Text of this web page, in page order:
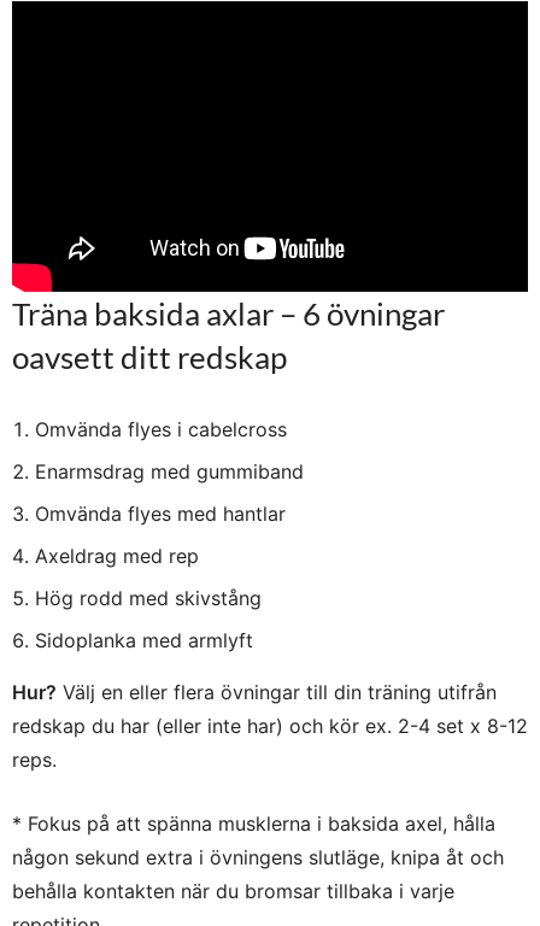
Träna baksida axlar – 6 övningar
oavsett ditt redskap
Omvända flyes i cabelcross
Enarmsdrag med gummiband
Omvända flyes med hantlar
Axeldrag med rep
Hög rodd med skivstång
Sidoplanka med armlyft
Hur? Välj en eller flera övningar till din träning utifrån
redskap du har (eller inte har) och kör ex. 2-4 set x 8-12
reps.
* Fokus på att spänna musklerna i baksida axel, hålla
någon sekund extra i övningens slutläge, knipa åt och
behålla kontakten när du bromsar tillbaka i varje